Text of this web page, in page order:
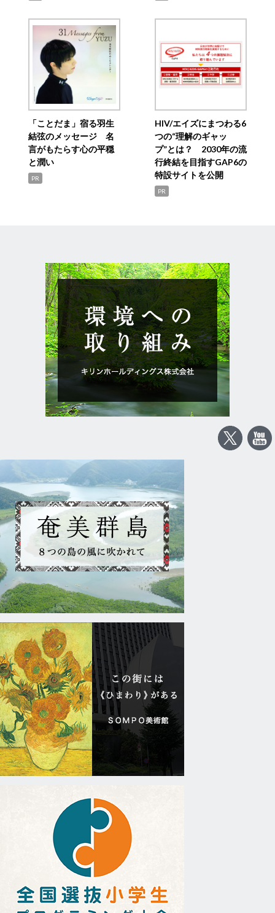
「ことだま」宿る羽生
結弦のメッセージ 名
言がもたらす心の平穏
と潤い
PR
HIV/エイズにまつわる6
つの“理解のギャッ
プ”とは？ 2030年の流
行終結を目指すGAP6の
特設サイトを公開
PR